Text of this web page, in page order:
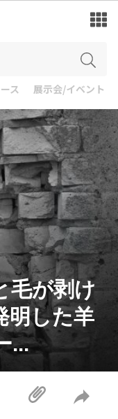
ス 展示会/イベント
毛が剥け
明した羊
...